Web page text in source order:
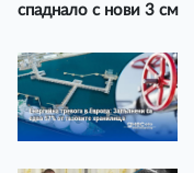
спаднало с нови 3 см